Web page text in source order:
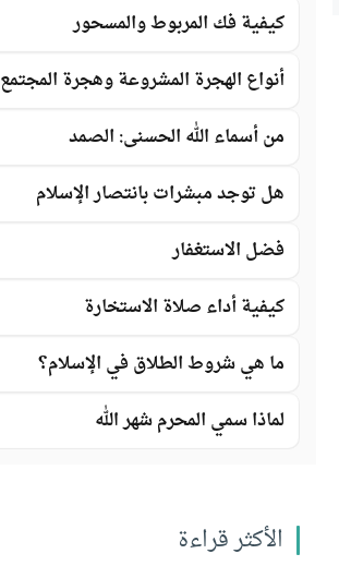
كيفية فك المربوط والمسحور
أنواع الهجرة المشروعة وهجرة المجتمع
من أسماء الله الحسنى: الصمد
هل توجد مبشرات بانتصار الإسلام
فضل الاستغفار
كيفية أداء صلاة الاستخارة
ما هي شروط الطلاق في الإسلام؟
لماذا سمي المحرم شهر الله
الأكثر قراءة